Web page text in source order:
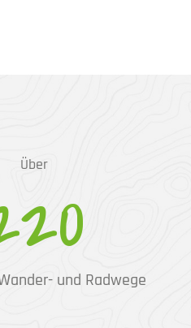
Über
und Radwege